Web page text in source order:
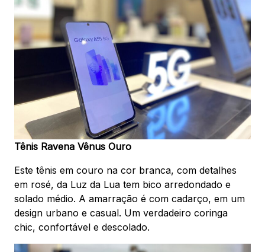
Tênis Ravena Vênus Ouro
Este tênis em couro na cor branca, com detalhes
em rosé, da Luz da Lua tem bico arredondado e
solado médio. A amarração é com cadarço, em um
design urbano e casual. Um verdadeiro coringa
chic, confortável e descolado.